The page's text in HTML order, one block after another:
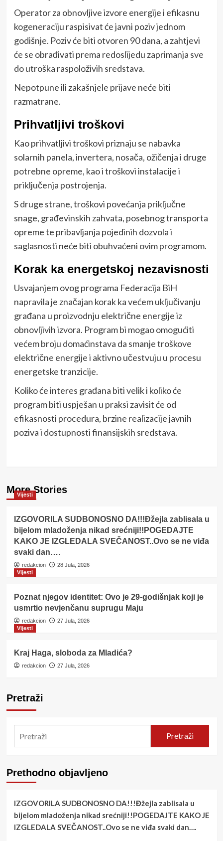
Operator za obnovljive izvore energije i efikasnu
kogeneraciju raspisivat će javni poziv jednom
godišnje. Poziv će biti otvoren 90 dana, a zahtjevi
će se obrađivati prema redoslijedu zaprimanja sve
do utroška raspoloživih sredstava.
Nepotpune ili zakašnjele prijave neće biti
razmatrane.
Prihvatljivi troškovi
Kao prihvatljivi troškovi priznaju se nabavka
solarnih panela, invertera, nosača, ožičenja i druge
potrebne opreme, kao i troškovi instalacije i
priključenja postrojenja.
S druge strane, troškovi povećanja priključne
snage, građevinskih zahvata, posebnog transporta
opreme te pribavljanja pojedinih dozvola i
saglasnosti neće biti obuhvaćeni ovim programom.
Korak ka energetskoj nezavisnosti
Usvajanjem ovog programa Federacija BiH
napravila je značajan korak ka većem uključivanju
građana u proizvodnju električne energije iz
obnovljivih izvora. Program bi mogao omogućiti
većem broju domaćinstava da smanje troškove
električne energije i aktivno učestvuju u procesu
energetske tranzicije.
Koliko će interes građana biti velik i koliko će
program biti uspješan u praksi zavisit će od
efikasnosti procedura, brzine realizacije javnih
poziva i dostupnosti finansijskih sredstava.
More Stories
Vijesti
IZGOVORILA SUDBONOSNO DA!!!Đžejla zablisala u
bijelom mladoženja nikad srećniji!!POGEDAJTE
KAKO JE IZGLEDALA SVEČANOST..Ovo se ne viđa
svaki dan….
redakcion
28 Jula, 2026
Vijesti
Poznat njegov identitet: Ovo je 29-godišnjak koji je
usmrtio nevjenčanu suprugu Maju
redakcion
27 Jula, 2026
Vijesti
Kraj Haga, sloboda za Mladića?
redakcion 27 Jula, 2026
Pretraži
Pretraži
Prethodno objavljeno
IZGOVORILA SUDBONOSNO DA!!!Đžejla zablisala u
bijelom mladoženja nikad srećniji!!POGEDAJTE KAKO JE
IZGLEDALA SVEČANOST..Ovo se ne viđa svaki dan….